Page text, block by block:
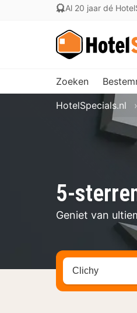
Al 20 jaar dé
Zoeken
5-
Geniet van
HotelSpecials.nl
Zoek op